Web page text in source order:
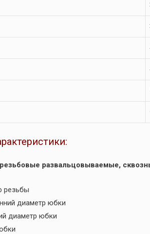
развальцовываемые,
резьбы
диаметр юбки
диаметр юбки